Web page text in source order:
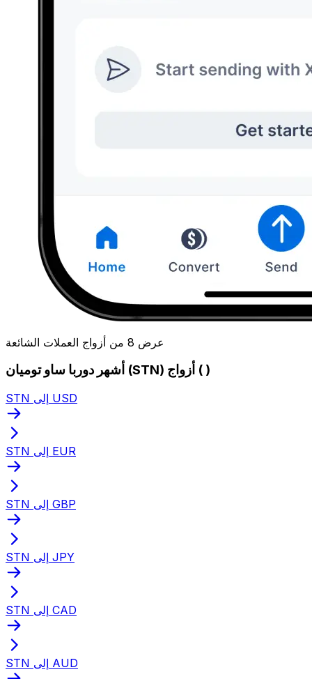
عرض 8 من أزواج العملات الشائعة
أشهر دوربا ساو توميان (STN) أزواج ( )
STN إلى USD
STN إلى EUR
STN إلى GBP
STN إلى JPY
STN إلى CAD
STN إلى AUD